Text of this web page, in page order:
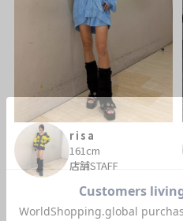
risa
161cm
店舗STAFF